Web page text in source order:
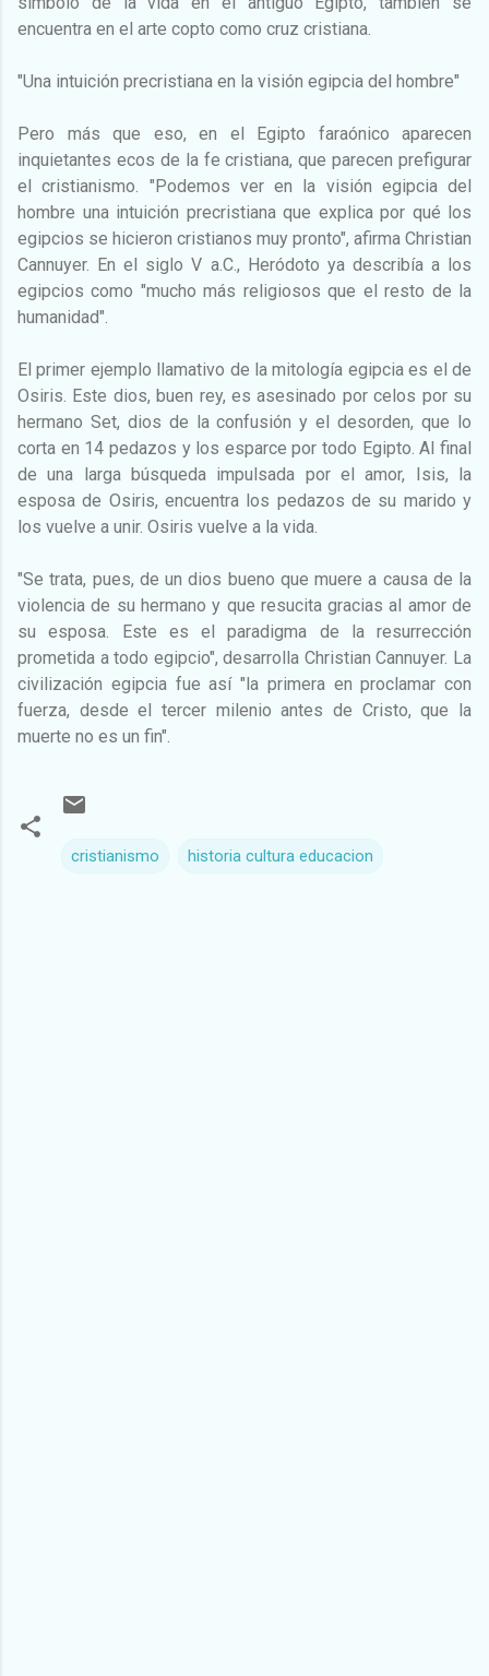
encuentra en el arte copto como cruz cristiana.
"Una intuición precristiana en la visión egipcia del hombre"
Pero más que eso, en el Egipto faraónico aparecen
inquietantes ecos de la fe cristiana, que parecen prefigurar
el cristianismo. "Podemos ver en la visión egipcia del
hombre una intuición precristiana que explica por qué los
egipcios se hicieron cristianos muy pronto", afirma Christian
Cannuyer. En el siglo V a.C., Heródoto ya describía a los
egipcios como "mucho más religiosos que el resto de la
humanidad".
El primer ejemplo llamativo de la mitología egipcia es el de
Osiris. Este dios, buen rey, es asesinado por celos por su
hermano Set, dios de la confusión y el desorden, que lo
corta en 14 pedazos y los esparce por todo Egipto. Al final
de una larga búsqueda impulsada por el amor, Isis, la
esposa de Osiris, encuentra los pedazos de su marido y
los vuelve a unir. Osiris vuelve a la vida.
"Se trata, pues, de un dios bueno que muere a causa de la
violencia de su hermano y que resucita gracias al amor de
su esposa. Este es el paradigma de la resurrección
prometida a todo egipcio", desarrolla Christian Cannuyer. La
civilización egipcia fue así "la primera en proclamar con
fuerza, desde el tercer milenio antes de Cristo, que la
muerte no es un fin".
cristianismo historia cultura educacion